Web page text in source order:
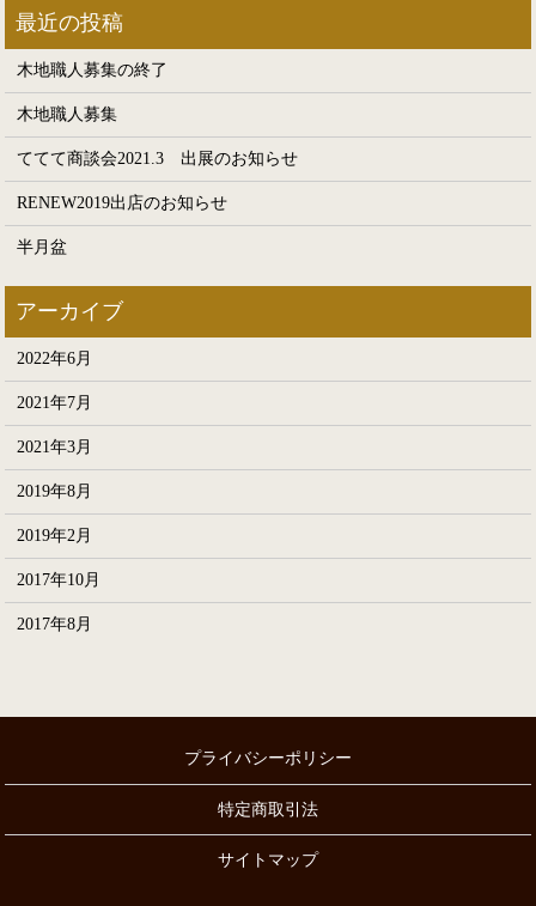
木地職人募集の終了
木地職人募集
ててて商談会2021.3 出展のお知らせ
RENEW2019出店のお知らせ
半月盆
2022年6月
2021年7月
2021年3月
2019年8月
2019年2月
2017年10月
2017年8月
プライバシーポリシー
特定商取引法
サイトマップ